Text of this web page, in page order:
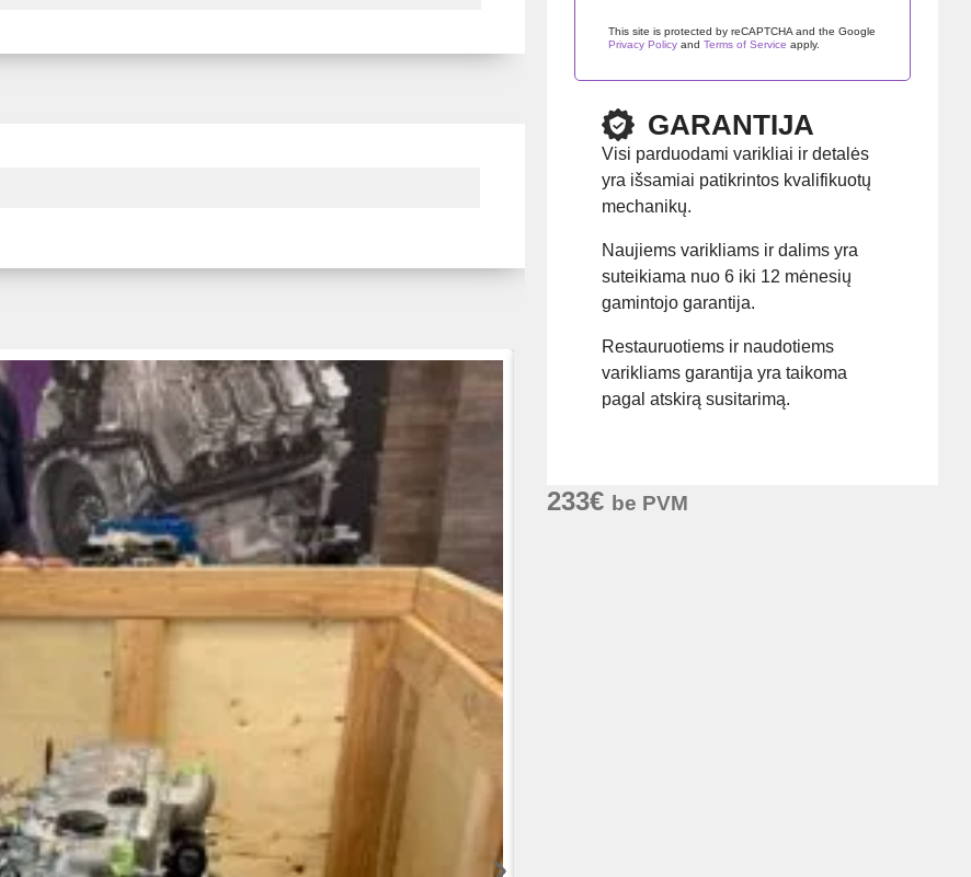
This site is protected by reCAPTCHA and the Google
Privacy Policyand Terms of Service apply.
GARANTIJA
Visi parduodami varikliai ir detalės
yra išsamiai patikrintos kvalifikuotų
mechanikų.
Naujiems varikliams ir dalims yra
suteikiama nuo 6 iki 12 mėnesių
gamintojo garantija.
Restauruotiems ir naudotiems
varikliams garantija yra taikoma
pagal atskirą susitarimą.
233€ be PVM